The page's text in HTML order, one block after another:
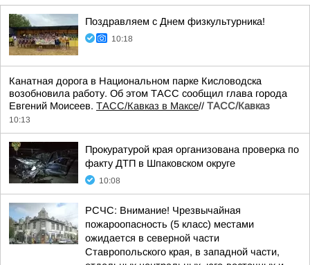
Поздравляем с Днем физкультурника!
10:18
Канатная дорога в Национальном парке Кисловодска
возобновила работу. Об этом ТАСС сообщил глава города
Евгений Моисеев. ТАСС/Кавказ в Максе// ТАСС/Кавказ
10:13
Прокуратурой края организована проверка по
факту ДТП в Шпаковском округе
10:08
РСЧС: Внимание! Чрезвычайная
пожароопасность (5 класс) местами
ожидается в северной части
Ставропольского края, в западной части,